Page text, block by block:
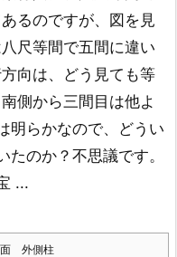
るのですが、 図を見
尺等間で五間に違い
向は、どう見ても等
南側から三間目は他よ
明らかなので、 どうい
たのか？不思議です。
...
面 外側柱